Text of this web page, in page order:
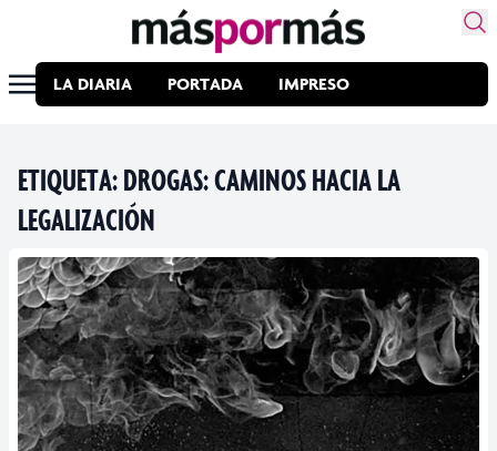
LA DIARIA PORTADA IMPRESO
ETIQUETA:DROGAS: CAMINOS HACIA LA
LEGALIZACIÓN